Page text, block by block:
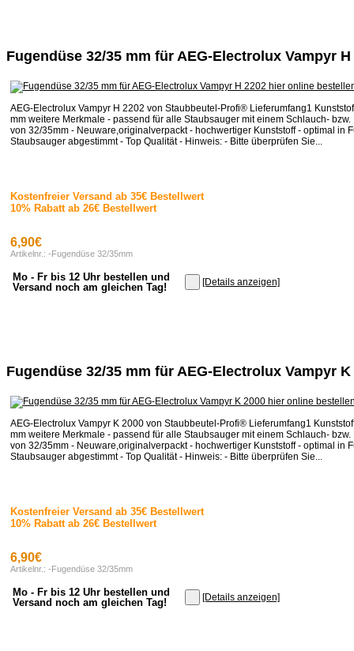
Fugendüse 32/35 mm für AEG-Electrolux Vampyr H
AEG-Electrolux Vampyr H 2202 von Staubbeutel-Profi® Lieferumfang1
mm weitere Merkmale - passend für alle Staubsauger mit einem Schlauch-
von 32/35mm - Neuware,originalverpackt - hochwertiger Kunststoff - optimal in
Staubsauger abgestimmt - Top Qualität - Hinweis: - Bitte überprüfen Sie...
Kostenfreier Versand ab 35€ Bestellwert
10% Rabatt ab 26€ Bestellwert
6,90€
Artikelnr.: -Fugendüse 32/35mm
Mo - Fr bis 12 Uhr bestellen und
Versand noch am gleichen Tag!
[Details anzeigen]
Fugendüse 32/35 mm für AEG-Electrolux Vampyr K
AEG-Electrolux Vampyr K 2000 von Staubbeutel-Profi® Lieferumfang1
mm weitere Merkmale - passend für alle Staubsauger mit einem Schlauch-
von 32/35mm - Neuware,originalverpackt - hochwertiger Kunststoff - optimal in
Staubsauger abgestimmt - Top Qualität - Hinweis: - Bitte überprüfen Sie...
Kostenfreier Versand ab 35€ Bestellwert
10% Rabatt ab 26€ Bestellwert
6,90€
Artikelnr.: -Fugendüse 32/35mm
Mo - Fr bis 12 Uhr bestellen und
Versand noch am gleichen Tag!
[Details anzeigen]